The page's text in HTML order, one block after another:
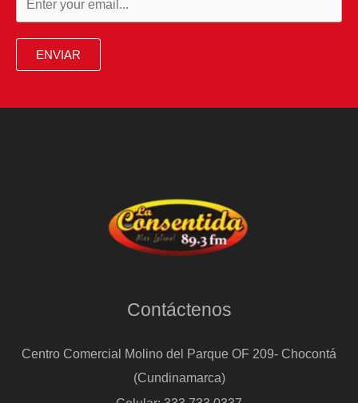
ENVIAR
Contáctenos
Centro Comercial Molino del Parque OF 209- Chocontá
(Cundinamarca)